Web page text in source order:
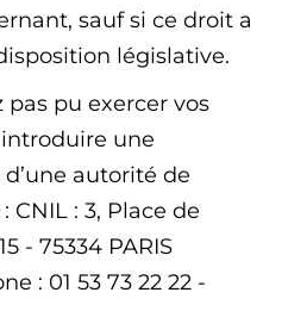
sauf si ce droit a
législative.
pas pu exercer vos
une
autorité de
CNIL : 3, Place de
- 75334 PARIS
: 01 53 73 22 22 -